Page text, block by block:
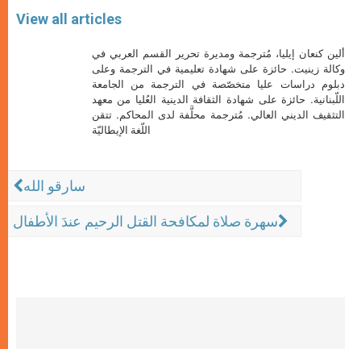
View all articles
ألين كنعان إيليا، مُترجمة ومديرة تحرير القسم العربي في
وكالة زينيت. حائزة على شهادة تعليمية في الترجمة وعلى
دبلوم دراسات عليا متخصّصة في الترجمة من الجامعة
اللّبنانية. حائزة على شهادة الثقافة الدينية العُليا من معهد
التثقيف الديني العالي. مُترجمة محلَّفة لدى المحاكم. تتقن
اللّغة الإيطاليّة
سارقو الله
سهرة صلاة لمكافحة القتل الرحيم عندَ الأطفال